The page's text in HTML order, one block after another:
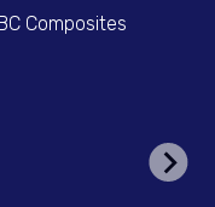
Composites